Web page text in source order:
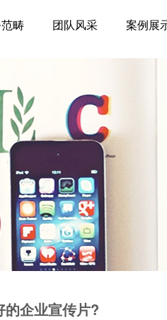
畴 团队风采 案例展
企业宣传片?